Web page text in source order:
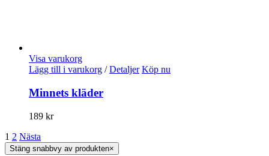
Visa varukorg
Lägg till i varukorg / Detaljer Köp nu
Minnets kläder
189 kr
1 2 Nästa
Stäng snabbvy av produkten×